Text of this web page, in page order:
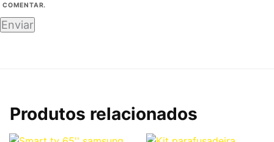
COMENTAR.
Produtos relacionados